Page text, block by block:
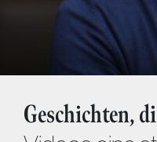
Geschichten,